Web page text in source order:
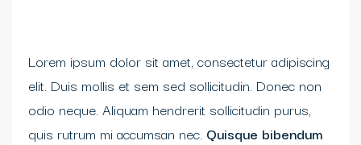
Lorem ipsum dolor sit amet, consectetur adipiscing
elit. Duis mollis et sem sed sollicitudin. Donec non
odio neque. Aliquam hendrerit sollicitudin purus,
quis rutrum mi accumsan nec. Quisque bibendum